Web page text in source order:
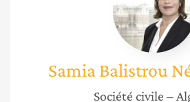
Née
Samia Balistrou
Société civile –